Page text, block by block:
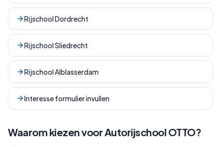
Rijschool Dordrecht
Rijschool Sliedrecht
Rijschool Alblasserdam
Interesse formulier invullen
Waarom kiezen voor Autorijschool OTTO?